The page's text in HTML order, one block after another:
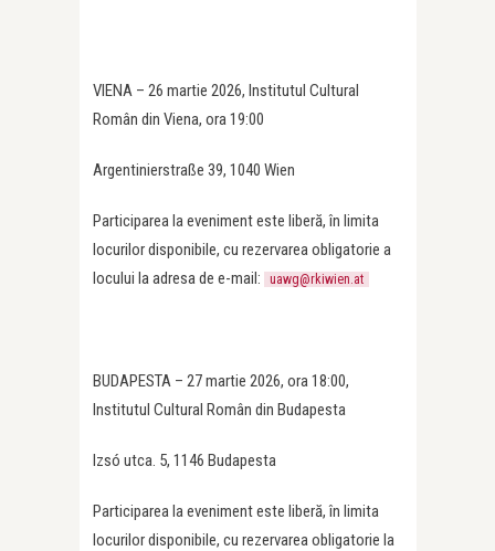
VIENA – 26 martie 2026, Institutul Cultural
Român din Viena, ora 19:00
Argentinierstraße 39, 1040 Wien
Participarea la eveniment este liberă, în limita
locurilor disponibile, cu rezervarea obligatorie a
locului la adresa de e-mail:
uawg@rkiwien.at
BUDAPESTA – 27 martie 2026, ora 18:00,
Institutul Cultural Român din Budapesta
Izsó utca. 5, 1146 Budapesta
Participarea la eveniment este liberă, în limita
locurilor disponibile, cu rezervarea obligatorie la